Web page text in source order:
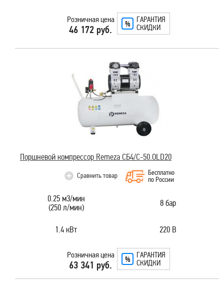
Розничная цена
46 172 руб.
ГАРАНТИЯ
СКИДКИ
Поршневой компрессор Remeza СБ4/C-50.OLD20
Сравнить товар
Бесплатно
по России
0.25 м3/мин
(250 л/мин)
8 бар
1.4 кВт 220 В
Розничная цена
63 341 руб.
ГАРАНТИЯ
СКИДКИ